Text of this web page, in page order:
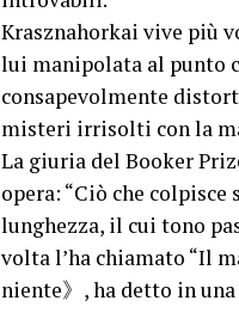
Krasznahorkai vive più
lui manipolata al punto
consapevolmente
misteri irrisolti con la
La giuria del Booker
opera: “Ciò che
lunghezza, il cui tono
volta l’ha chiamato “Il
niente》, ha detto in